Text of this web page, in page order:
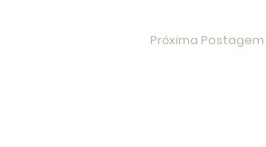
Próxima Postagem